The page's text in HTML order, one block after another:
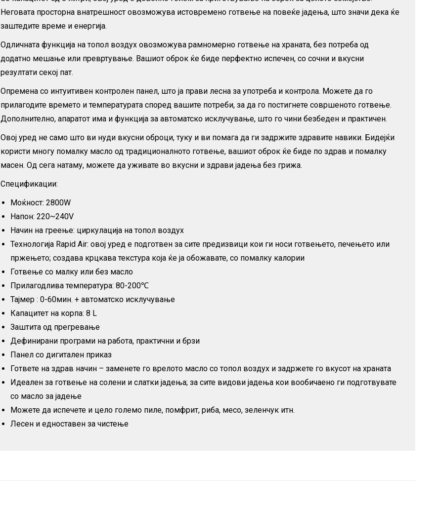
Неговата просторна внатрешност овозможува истовремено готвење на повеќе јадења, што значи дека ќе
заштедите време и енергија.
Одличната функција на топол воздух овозможува рамномерно готвење на храната, без потреба од
додатно мешање или превртување. Вашиот оброк ќе биде перфектно испечен, со сочни и вкусни
резултати секој пат.
Опремена со интуитивен контролен панел, што ја прави лесна за употреба и контрола. Можете да го
прилагодите времето и температурата според вашите потреби, за да го постигнете совршеното готвење.
Дополнително, апаратот има и функција за автоматско исклучување, што го чини безбеден и практичен.
Овој уред не само што ви нуди вкусни оброци, туку и ви помага да ги задржите здравите навики. Бидејќи
користи многу помалку масло од традиционалното готвење, вашиот оброк ќе биде по здрав и помалку
масен. Од сега натаму, можете да уживате во вкусни и здрави јадења без грижа.
Спецификации:
Моќност: 2800W
Напон: 220~240V
Начин на греење: циркулација на топол воздух
Технологија Rapid Air: овој уред е подготвен за сите предизвици кои ги носи готвењето, печењето или
пржењето; создава крцкава текстура која ќе ја обожавате, со помалку калории
Готвење со малку или без масло
Прилагодлива температура: 80-200℃
Тајмер : 0-60мин. + автоматско исклучување
Капацитет на корпа: 8 L
Заштитa од прегревање
Дефинирани програми на работа, практични и брзи
Панел со дигитален приказ
Гответе на здрав начин – заменете го врелото масло со топол воздух и задржете го вкусот на храната
Идеален за готвење на солени и слатки јадења; за сите видови јадења кои вообичаено ги подготвувате
со масло за јадење
Можете да испечете и цело големо пиле, помфрит, риба, месо, зеленчук итн.
Лесен и едноставен за чистење